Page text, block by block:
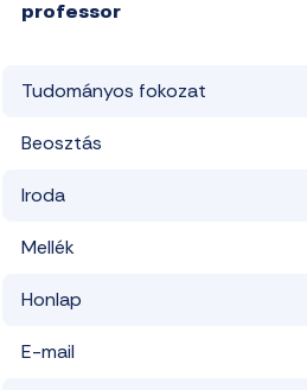
professor
Tudományos fokozat
Beosztás
Iroda
Mellék
Honlap
E-mail